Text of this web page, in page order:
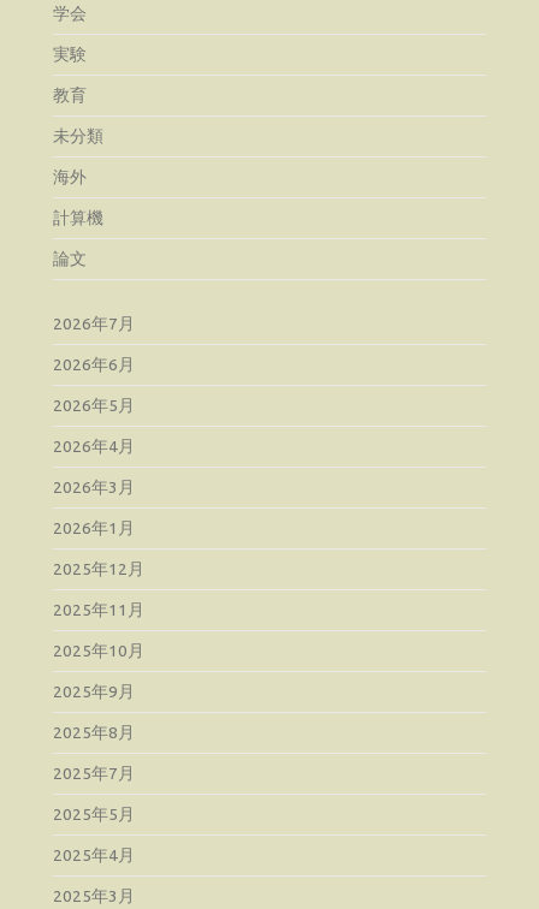
学会
実験
教育
未分類
海外
計算機
論文
2026年7月
2026年6月
2026年5月
2026年4月
2026年3月
2026年1月
2025年12月
2025年11月
2025年10月
2025年9月
2025年8月
2025年7月
2025年5月
2025年4月
2025年3月